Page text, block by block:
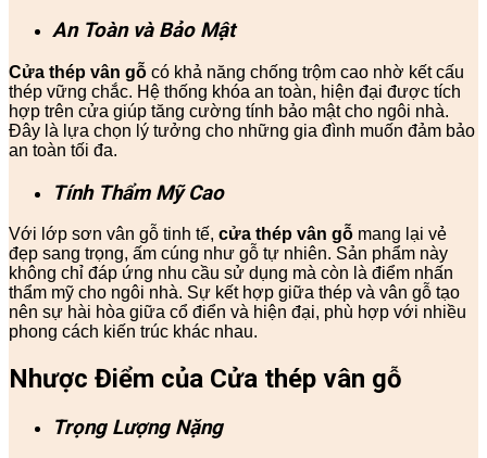
An Toàn và Bảo Mật
Cửa thép vân gỗ có khả năng chống trộm cao nhờ kết cấu
thép vững chắc. Hệ thống khóa an toàn, hiện đại được tích
hợp trên cửa giúp tăng cường tính bảo mật cho ngôi nhà.
Đây là lựa chọn lý tưởng cho những gia đình muốn đảm bảo
an toàn tối đa.
Tính Thẩm Mỹ Cao
Với lớp sơn vân gỗ tinh tế, cửa thép vân gỗ mang lại vẻ
đẹp sang trọng, ấm cúng như gỗ tự nhiên. Sản phẩm này
không chỉ đáp ứng nhu cầu sử dụng mà còn là điểm nhấn
thẩm mỹ cho ngôi nhà. Sự kết hợp giữa thép và vân gỗ tạo
nên sự hài hòa giữa cổ điển và hiện đại, phù hợp với nhiều
phong cách kiến trúc khác nhau.
Nhược Điểm của Cửa thép vân gỗ
Trọng Lượng Nặng